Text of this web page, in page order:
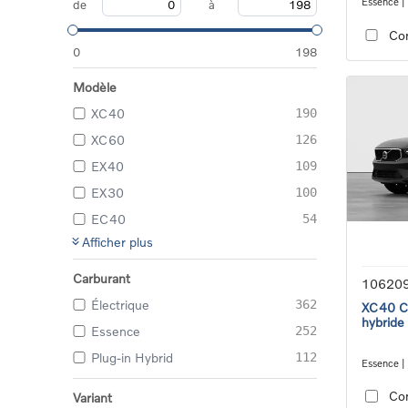
de à
0 198
Modèle
XC40
190
XC60 126
EX40 109
EX30 100
EC40 54
Afficher plus
Carburant
Électrique
362
Essence 252
Plug-in Hybrid 112
Variant
XC40
hybride
Essence